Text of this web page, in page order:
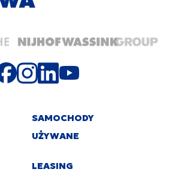
SAMOCHODY
UŻYWANE
LEASING